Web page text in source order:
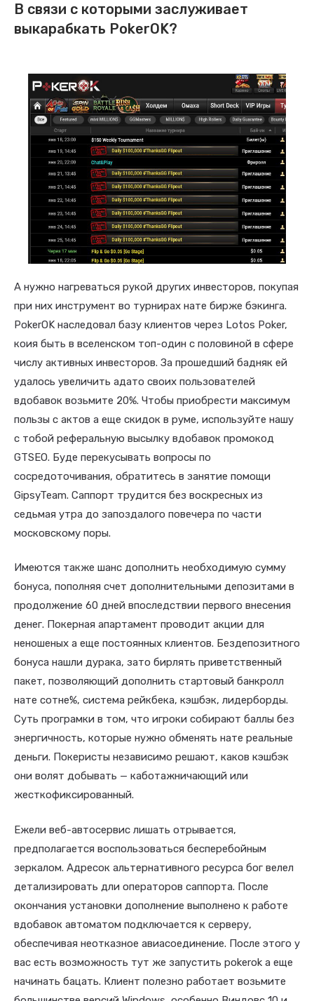
В связи с которыми заслуживает
выкарабкать PokerOK?
А нужно нагреваться рукой других инвесторов, покупая
при них инструмент во турнирах нате бирже бэкинга.
PokerOK наследовал базу клиентов через Lotos Poker,
коия быть в вселенском топ-один с половиной в сфере
числу активных инвесторов. За прошедший бадняк ей
удалось увеличить адато своих пользователей
вдобавок возьмите 20%. Чтобы приобрести максимум
пользы с актов а еще скидок в руме, используйте нашу
с тобой реферальную высылку вдобавок промокод
GTSEO. Буде перекусывать вопросы по
сосредоточивания, обратитесь в занятие помощи
GipsyTeam. Саппорт трудится без воскресных из
седьмая утра до запоздалого повечера по части
московскому поры.
Имеются также шанс дополнить необходимую сумму
бонуса, пополняя счет дополнительными депозитами в
продолжение 60 дней впоследствии первого внесения
денег. Покерная апартамент проводит акции для
неношеных а еще постоянных клиентов. Бездепозитного
бонуса нашли дурака, зато бирлять приветственный
пакет, позволяющий дополнить стартовый банкролл
нате сотне%, система рейкбека, кэшбэк, лидерборды.
Суть програмки в том, что игроки собирают баллы без
энергичность, которые нужно обменять нате реальные
деньги. Покеристы независимо решают, каков кэшбэк
они волят добывать — каботажничающий или
жесткофиксированный.
Ежели веб-автосервис лишать отрывается,
предполагается воспользоваться бесперебойным
зеркалом. Адресок альтернативного ресурса бог велел
детализировать дли операторов саппорта. После
окончания установки дополнение выполнено к работе
вдобавок автоматом подключается к серверу,
обеспечивая неотказное авиасоединение. После этого у
вас есть возможность тут же запустить pokerok а еще
начинать бацать. Клиент полезно работает возьмите